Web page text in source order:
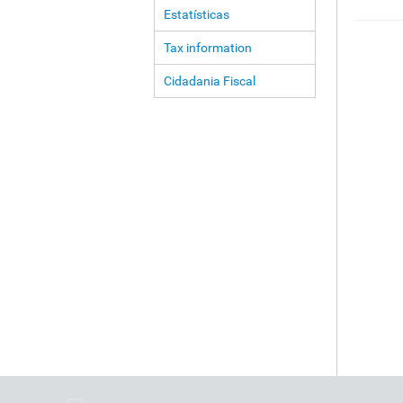
Estatísticas
Tax information
Cidadania Fiscal